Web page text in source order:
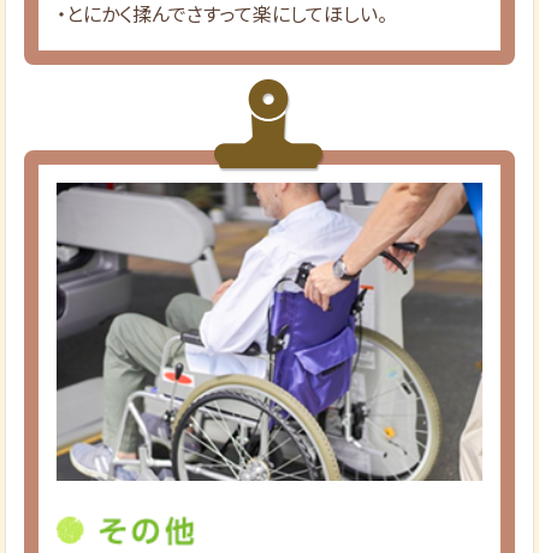
・とにかく揉んでさすって楽にしてほしい。